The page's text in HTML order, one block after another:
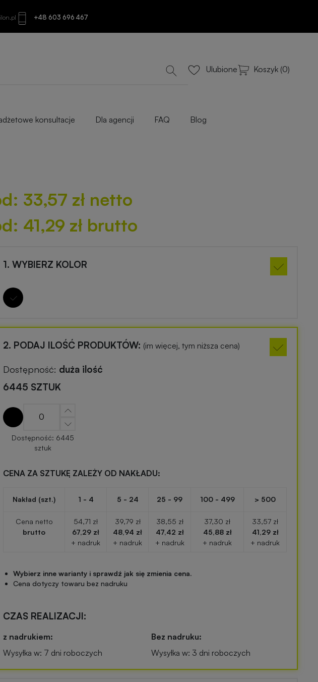
zł netto
+48 603 696 467
Ulubione Koszyk (0)
konsultacje Dla agencji FAQ Blog
33,57 zł netto
41,29 zł brutto
1. WYBIERZ KOLOR
2. PODAJ ILOŚĆ PRODUKTÓW: (im więcej, tym niższa cena)
Dostępność: duża ilość
6445 SZTUK
Dostępność: 6445
sztuk
CENA ZA SZTUKĘ ZALEŻY OD NAKŁADU:
Nakład (szt.) 1 - 4 5 - 24 25 - 99 100 - 499 > 500
Cena netto
brutto
54,71 zł
67,29 zł
+ nadruk
39,79 zł
48,94 zł
+ nadruk
38,55 zł
47,42 zł
+ nadruk
37,30 zł
45,88 zł
+ nadruk
33,57 zł
41,29 zł
+ nadruk
Wybierz inne warianty i sprawdź jak się zmienia cena.
Cena dotyczy towaru bez nadruku
CZAS REALIZACJI:
z nadrukiem:
Wysyłka w: 7 dni roboczych
Bez nadruku:
Wysyłka w: 3 dni roboczych